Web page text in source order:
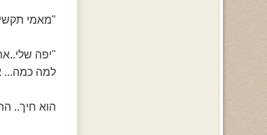
"מאמי
"יפה
למה כמה...
הוא חיך..